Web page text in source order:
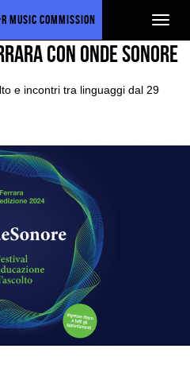
Music Commission
CON ONDE SONORE
e incontri tra linguaggi dal 29